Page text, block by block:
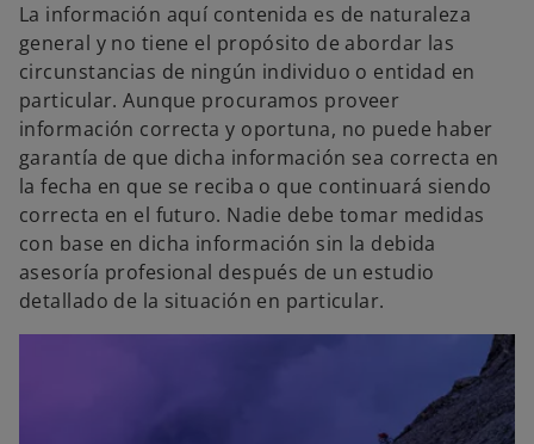
La información aquí contenida es de naturaleza
general y no tiene el propósito de abordar las
circunstancias de ningún individuo o entidad en
particular. Aunque procuramos proveer
información correcta y oportuna, no puede haber
garantía de que dicha información sea correcta en
la fecha en que se reciba o que continuará siendo
correcta en el futuro. Nadie debe tomar medidas
con base en dicha información sin la debida
asesoría profesional después de un estudio
detallado de la situación en particular.